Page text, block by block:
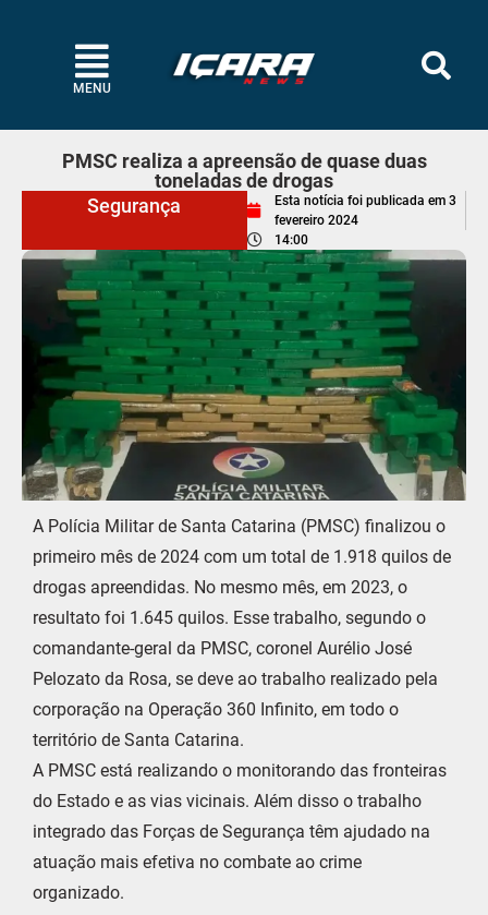
MENU
PMSC realiza a apreensão de quase duas
toneladas de drogas
Segurança
Esta notícia foi publicada em 3
fevereiro 2024
14:00
A Polícia Militar de Santa Catarina (PMSC) finalizou o
primeiro mês de 2024 com um total de 1.918 quilos de
drogas apreendidas. No mesmo mês, em 2023, o
resultato foi 1.645 quilos. Esse trabalho, segundo o
comandante-geral da PMSC, coronel Aurélio José
Pelozato da Rosa, se deve ao trabalho realizado pela
corporação na Operação 360 Infinito, em todo o
território de Santa Catarina.
A PMSC está realizando o monitorando das fronteiras
do Estado e as vias vicinais. Além disso o trabalho
integrado das Forças de Segurança têm ajudado na
atuação mais efetiva no combate ao crime
organizado.